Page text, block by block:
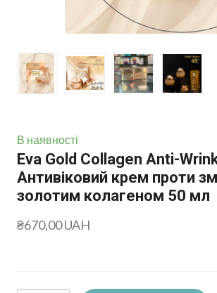
В наявності
Eva Gold Collagen Anti-
Антивіковий крем проти
золотим колагеном 50 мл
₴670,00 UAH